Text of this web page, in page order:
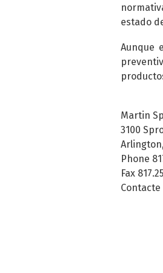
estado
Aunque
Martin
3100
Phone
Fax